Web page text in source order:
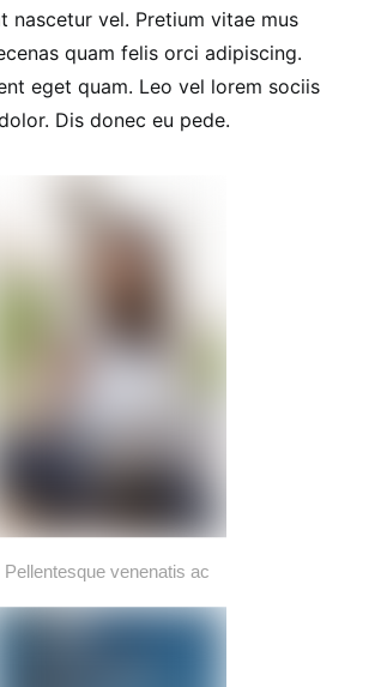
nascetur vel. Pretium vitae mus
quam felis orci adipiscing.
eget quam. Leo vel lorem sociis
Dis donec eu pede.
Pellentesque venenatis ac